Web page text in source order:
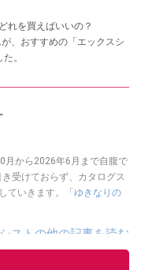
れを買えばいいの？
、おすすめの「エックスシ
。
月から2026年6月まで自腹で
受けておらず、カタログス
ていきます。「ゆきなりの
ストの他の記事を読む